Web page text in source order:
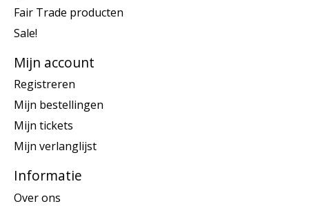
Fair Trade producten
Sale!
Mijn account
Registreren
Mijn bestellingen
Mijn tickets
Mijn verlanglijst
Informatie
Over ons